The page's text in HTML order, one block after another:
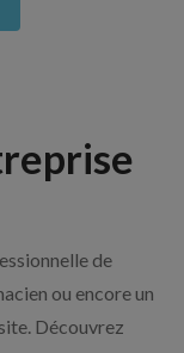
de
ou encore un
Découvrez